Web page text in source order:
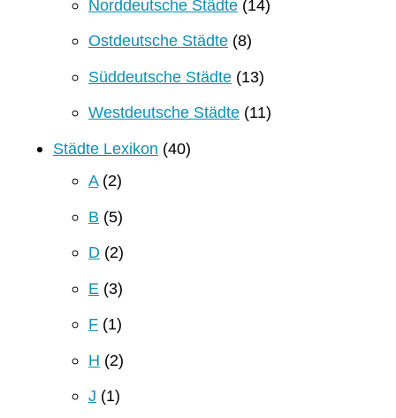
Norddeutsche Städte (14)
Ostdeutsche Städte (8)
Süddeutsche Städte (13)
Westdeutsche Städte (11)
Städte Lexikon (40)
A(2)
B (5)
D (2)
E (3)
F (1)
H (2)
J (1)